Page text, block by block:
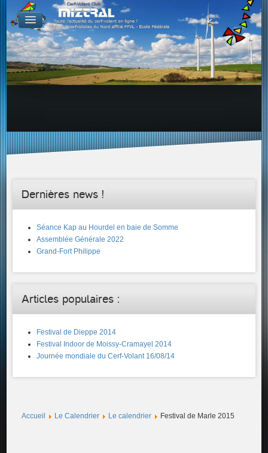
De par le monde
GALERIES
Galerie Photo
Galerie KAP
Galerie Vidéo
Proposer un lien sur votre site Web
Proposer un nouveau lien !
Dernières news !
Séance Kap au Hourdel en baie de Somme
Assemblée Générale 2022
Grand-Fort Philippe
Articles populaires :
Festival de Dieppe 2014
Festival Indoor de Moissy-Cramayel 2014
Journée mondiale du Cerf-Volant 16/08/14
Accueil Le Calendrier Le calendrier Festival de Marle 2015